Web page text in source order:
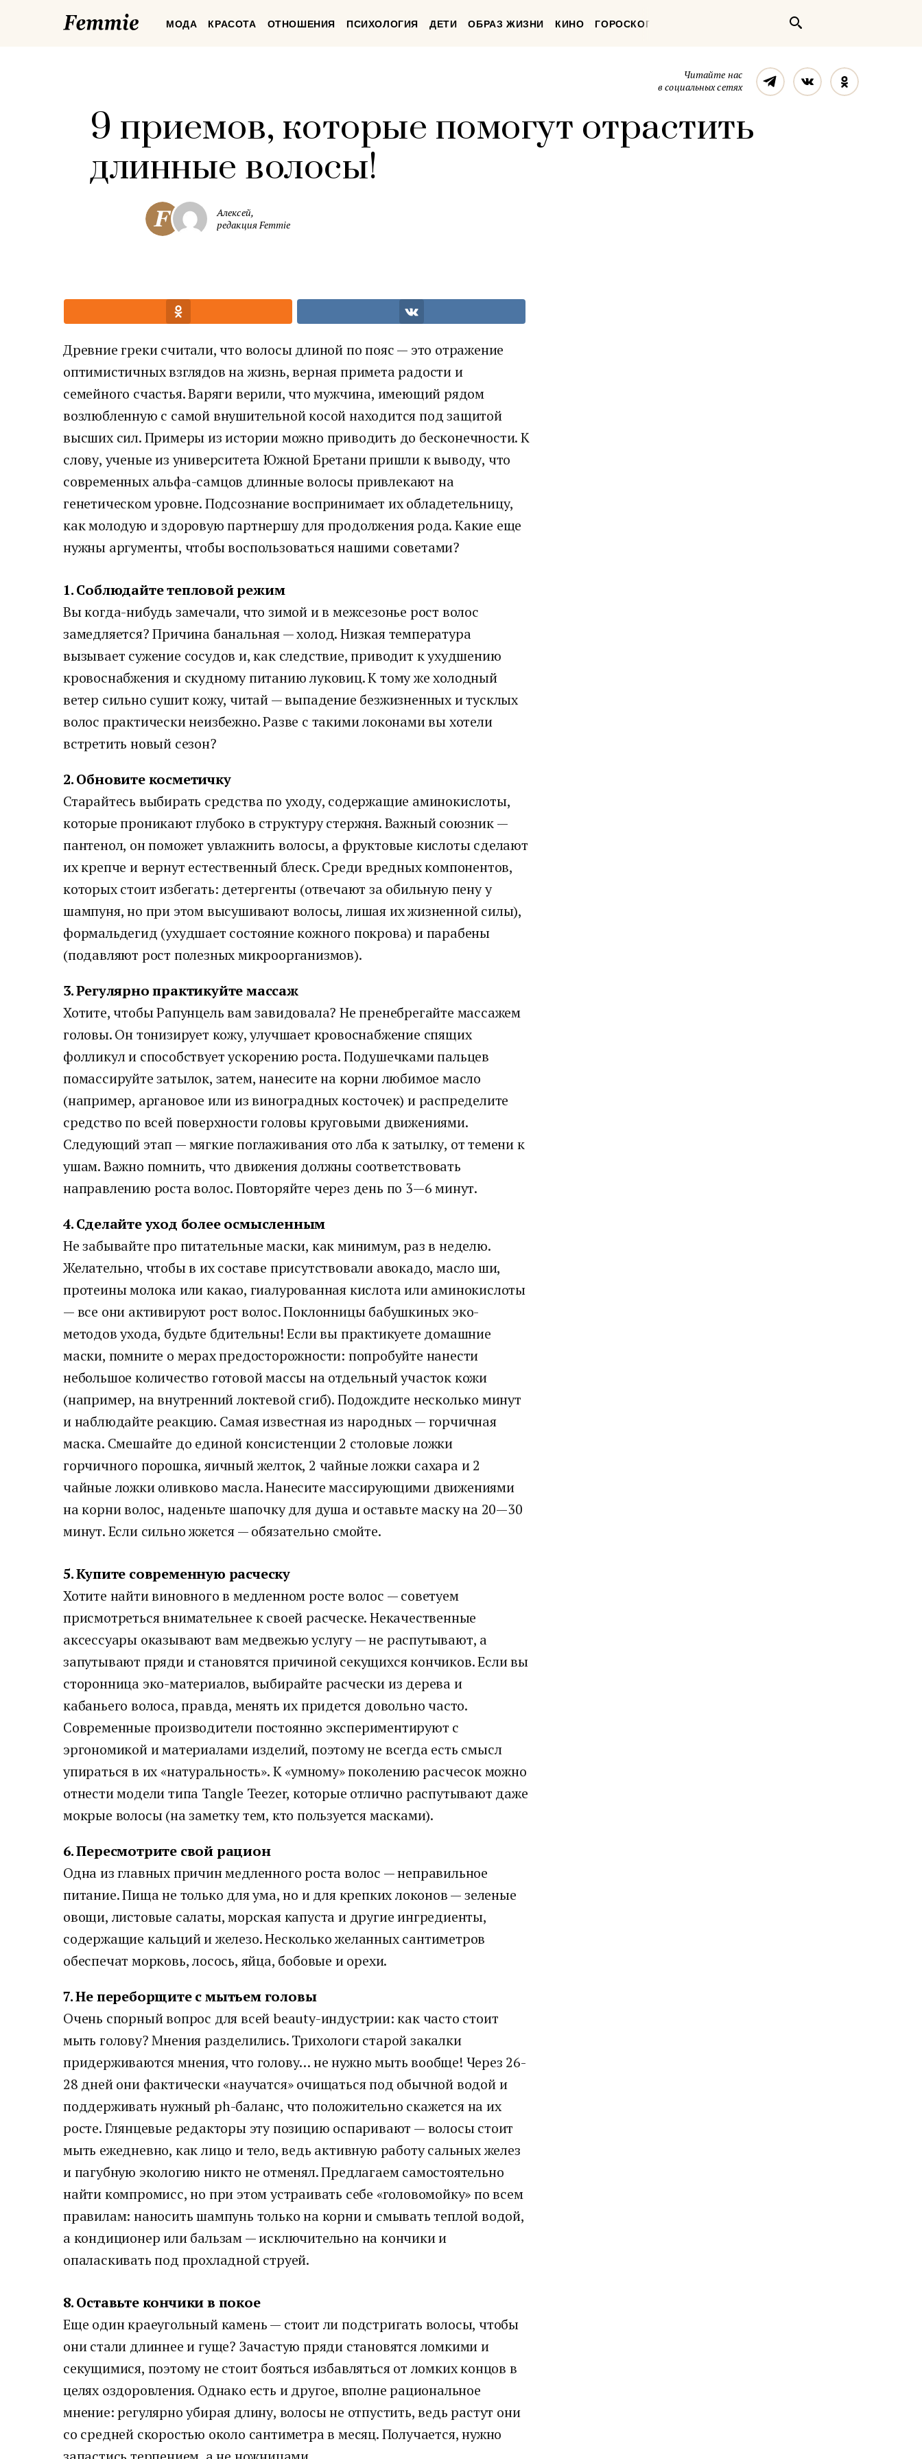
FemmieМОДА КРАСОТА ОТНОШЕНИЯ ПСИХОЛОГИЯ ДЕТИ ОБРАЗ ЖИЗНИ КИНО ГОРОСКОП
Читайте нас
в социальных сетях
ТелеграмВконтакте
9 приемов, которые помогут отрастить
длинные волосы!
Алексей,
редакция Femmie
Древние греки считали, что волосы длиной по пояс — это отражение
оптимистичных взглядов на жизнь, верная примета радости и
семейного счастья. Варяги верили, что мужчина, имеющий рядом
возлюбленную с самой внушительной косой находится под защитой
высших сил. Примеры из истории можно приводить до бесконечности. К
слову, ученые из университета Южной Бретани пришли к выводу, что
современных альфа-самцов длинные волосы привлекают на
генетическом уровне. Подсознание воспринимает их обладетельницу,
как молодую и здоровую партнершу для продолжения рода. Какие еще
нужны аргументы, чтобы воспользоваться нашими советами?
1. Соблюдайте тепловой режим
Вы когда-нибудь замечали, что зимой и в межсезонье рост волос
замедляется? Причина банальная — холод. Низкая температура
вызывает сужение сосудов и, как следствие, приводит к ухудшению
кровоснабжения и скудному питанию луковиц. К тому же холодный
ветер сильно сушит кожу, читай — выпадение безжизненных и тусклых
волос практически неизбежно. Разве с такими локонами вы хотели
встретить новый сезон?
2. Обновите косметичку
Старайтесь выбирать средства по уходу, содержащие аминокислоты,
которые проникают глубоко в структуру стержня. Важный союзник —
пантенол, он поможет увлажнить волосы, а фруктовые кислоты сделают
их крепче и вернут естественный блеск. Среди вредных компонентов,
которых стоит избегать: детергенты (отвечают за обильную пену у
шампуня, но при этом высушивают волосы, лишая их жизненной силы),
формальдегид (ухудшает состояние кожного покрова) и парабены
(подавляют рост полезных микроорганизмов).
3. Регулярно практикуйте массаж
Хотите, чтобы Рапунцель вам завидовала? Не пренебрегайте массажем
головы. Он тонизирует кожу, улучшает кровоснабжение спящих
фолликул и способствует ускорению роста. Подушечками пальцев
помассируйте затылок, затем, нанесите на корни любимое масло
(например, аргановое или из виноградных косточек) и распределите
средство по всей поверхности головы круговыми движениями.
Следующий этап — мягкие поглаживания ото лба к затылку, от темени к
ушам. Важно помнить, что движения должны соответствовать
направлению роста волос. Повторяйте через день по 3—6 минут.
4. Сделайте уход более осмысленным
Не забывайте про питательные маски, как минимум, раз в неделю.
Желательно, чтобы в их составе присутствовали авокадо, масло ши,
протеины молока или какао, гиалурованная кислота или аминокислоты
— все они активируют рост волос. Поклонницы бабушкиных эко-
методов ухода, будьте бдительны! Если вы практикуете домашние
маски, помните о мерах предосторожности: попробуйте нанести
небольшое количество готовой массы на отдельный участок кожи
(например, на внутренний локтевой сгиб). Подождите несколько минут
и наблюдайте реакцию. Самая известная из народных — горчичная
маска. Смешайте до единой консистенции 2 столовые ложки
горчичного порошка, яичный желток, 2 чайные ложки сахара и 2
чайные ложки оливково масла. Нанесите массирующими движениями
на корни волос, наденьте шапочку для душа и оставьте маску на 20—30
минут. Если сильно жжется — обязательно смойте.
5. Купите современную расческу
Хотите найти виновного в медленном росте волос — советуем
присмотреться внимательнее к своей расческе. Некачественные
аксессуары оказывают вам медвежью услугу — не распутывают, а
запутывают пряди и становятся причиной секущихся кончиков. Если вы
сторонница эко-материалов, выбирайте расчески из дерева и
кабаньего волоса, правда, менять их придется довольно часто.
Современные производители постоянно экспериментируют с
эргономикой и материалами изделий, поэтому не всегда есть смысл
упираться в их «натуральность». К «умному» поколению расчесок можно
отнести модели типа Tangle Teezer, которые отлично распутывают даже
мокрые волосы (на заметку тем, кто пользуется масками).
6. Пересмотрите свой рацион
Одна из главных причин медленного роста волос — неправильное
питание. Пища не только для ума, но и для крепких локонов — зеленые
овощи, листовые салаты, морская капуста и другие ингредиенты,
содержащие кальций и железо. Несколько желанных сантиметров
обеспечат морковь, лосось, яйца, бобовые и орехи.
7. Не переборщите с мытьем головы
Очень спорный вопрос для всей beauty-индустрии: как часто стоит
мыть голову? Мнения разделились. Трихологи старой закалки
придерживаются мнения, что голову… не нужно мыть вообще! Через 26-
28 дней они фактически «научатся» очищаться под обычной водой и
поддерживать нужный ph-баланс, что положительно скажется на их
росте. Глянцевые редакторы эту позицию оспаривают — волосы стоит
мыть ежедневно, как лицо и тело, ведь активную работу сальных желез
и пагубную экологию никто не отменял. Предлагаем самостоятельно
найти компромисс, но при этом устраивать себе «головомойку» по всем
правилам: наносить шампунь только на корни и смывать теплой водой,
а кондиционер или бальзам — исключительно на кончики и
опаласкивать под прохладной струей.
8. Оставьте кончики в покое
Еще один краеугольный камень — стоит ли подстригать волосы, чтобы
они стали длиннее и гуще? Зачастую пряди становятся ломкими и
секущимися, поэтому не стоит бояться избавляться от ломких концов в
целях оздоровления. Однако есть и другое, вполне рациональное
мнение: регулярно убирая длину, волосы не отпустить, ведь растут они
со средней скоростью около сантиметра в месяц. Получается, нужно